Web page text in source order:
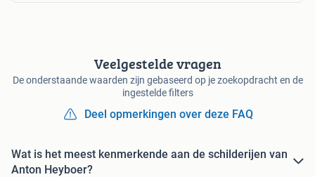
Veelgestelde vragen
De onderstaande waarden zijn gebaseerd op je zoekopdracht en de
ingestelde filters
Deel opmerkingen over deze FAQ
Wat is het meest kenmerkende aan de schilderijen van
Anton Heyboer?